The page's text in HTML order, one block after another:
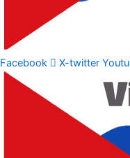
Facebook X-twitter